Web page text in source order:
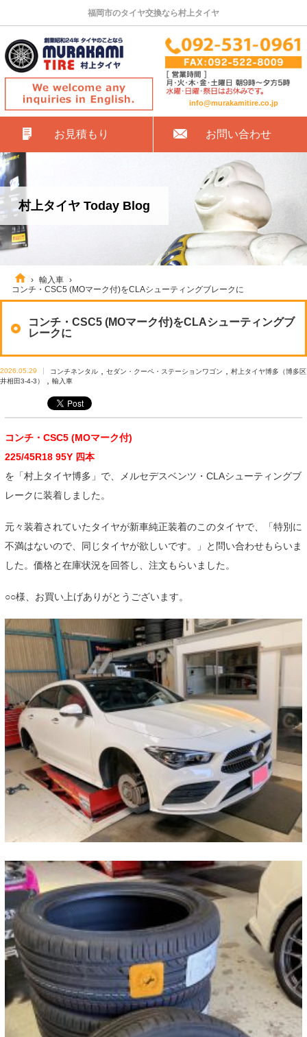
福岡市のタイヤ交換なら村上タイヤ
info@murakamitire.co.jp
お見積もり お問い合わせ
村上タイヤ Today Blog
› 輸入車 ›
コンチ・CSC5 (MOマーク付)をCLAシューティングブレークに
コンチ・CSC5 (MOマーク付)をCLAシューティングブ
レークに
2026.05.29 コンチネンタル, セダン・クーペ・ステーションワゴン
村上タイヤ博多（博多区
井相田3-4-3）
輸入車
コンチ・CSC5 (MOマーク付)
225/45R18 95Y 四本
を「村上タイヤ博多」で、メルセデスベンツ・CLAシューティングブ
レークに装着しました。
元々装着されていたタイヤが新車純正装着のこのタイヤで、「特別に
不満はないので、同じタイヤが欲しいです。」と問い合わせもらいま
した。価格と在庫状況を回答し、注文もらいました。
○○様、お買い上げありがとうございます。